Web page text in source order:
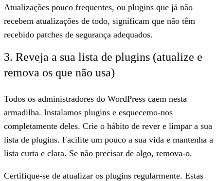
Atualizações pouco frequentes, ou plugins que já não
recebem atualizações de todo, significam que não têm
recebido patches de segurança adequados.
3. Reveja a sua lista de plugins (atualize e
remova os que não usa)
Todos os administradores do WordPress caem nesta
armadilha. Instalamos plugins e esquecemo-nos
completamente deles. Crie o hábito de rever e limpar a sua
lista de plugins. Facilite um pouco a sua vida e mantenha a
lista curta e clara. Se não precisar de algo, remova-o.
Certifique-se de atualizar os plugins regularmente. Estas